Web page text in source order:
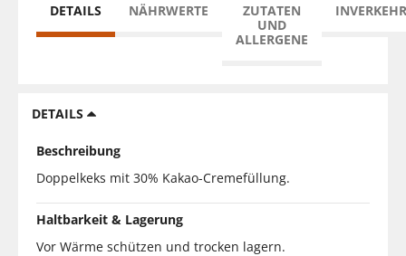
DETAILS NÄHRWERTE
ZUTATEN
UND
ALLERGENE
DETAILS
Beschreibung
Doppelkeks mit 30% Kakao-Cremefüllung.
Haltbarkeit & Lagerung
Vor Wärme schützen und trocken lagern.